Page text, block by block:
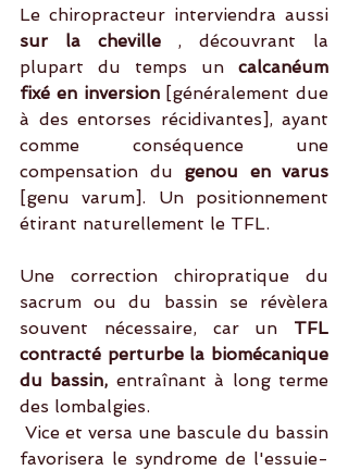
sur la cheville , découvrant la
plupart du temps un calcanéum
fixé en inversion [généralement due
à des entorses récidivantes], ayant
comme conséquence une
compensation du genou en varus
[genu varum]. Un positionnement
étirant naturellement le TFL.
Une correction chiropratique du
sacrum ou du bassin se révèlera
souvent nécessaire, car un TFL
contracté perturbe la biomécanique
du bassin, entraînant à long terme
des lombalgies.
favorisera le syndrome de l'essuie-